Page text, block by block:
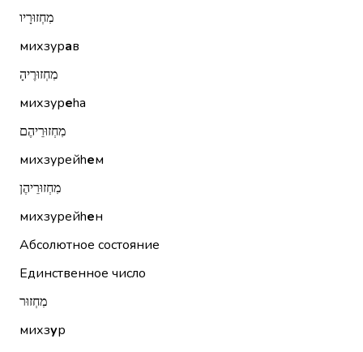
מִחְזוּרָיו
михзурав
מִחְזוּרֶיהָ
михзуреhа
מִחְזוּרֵיהֶם
михзурейhем
מִחְזוּרֵיהֶן
михзурейhен
Абсолютное состояние
Единственное число
מִחְזוּר
михзур